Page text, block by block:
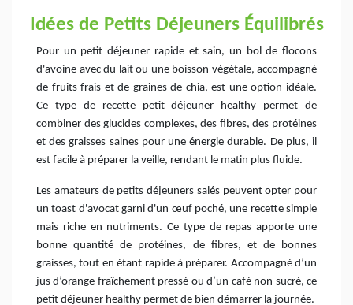
Idées de Petits Déjeuners Équilibrés
Pour un petit déjeuner rapide et sain, un bol de flocons
d'avoine avec du lait ou une boisson végétale, accompagné
de fruits frais et de graines de chia, est une option idéale.
Ce type de recette petit déjeuner healthy permet de
combiner des glucides complexes, des fibres, des protéines
et des graisses saines pour une énergie durable. De plus, il
est facile à préparer la veille, rendant le matin plus fluide.
Les amateurs de petits déjeuners salés peuvent opter pour
un toast d'avocat garni d'un œuf poché, une recette simple
mais riche en nutriments. Ce type de repas apporte une
bonne quantité de protéines, de fibres, et de bonnes
graisses, tout en étant rapide à préparer. Accompagné d’un
jus d’orange fraîchement pressé ou d’un café non sucré, ce
petit déjeuner healthy permet de bien démarrer la journée.